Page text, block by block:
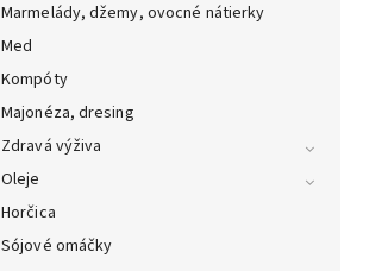
Marmelády, džemy, ovocné nátierky
Med
Kompóty
Majonéza, dresing
Zdravá výživa
Oleje
Horčica
Sójové omáčky